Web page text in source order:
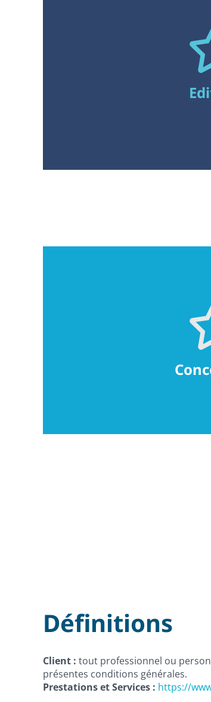
Définitions
Client : tout professionnel ou
présentes conditions générales.
Prestations et Services : https://